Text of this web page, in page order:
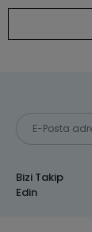
Bizi Takip
Edin